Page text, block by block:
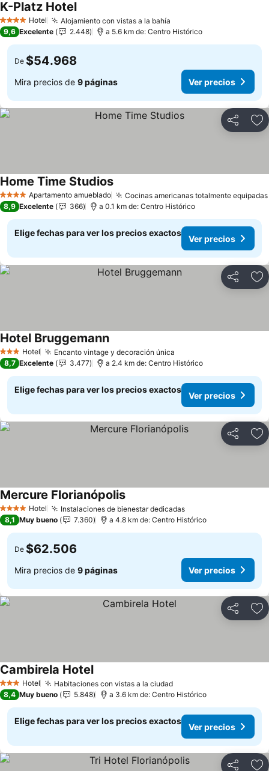
4 EstrellasHotel Alojamiento con vistas a la bahía
K-Platz HotelVer precios
9,6 Excelente 2.448 a 5.6 km de: Centro Histórico
De $54.968
Mira precios de 9 páginas Ver precios
Compartir
4 EstrellasApartamento amueblado Cocinas americanas totalmente equipadas
Home Time StudiosVer precios
8,9 Excelente 366 a 0.1 km de: Centro Histórico
Elige fechas para ver los precios exactos
Ver precios
Compartir
3 Estrellas
Hotel Encanto vintage y decoración única
Hotel BruggemannVer precios
8,7 Excelente 3.477 a 2.4 km de: Centro Histórico
Elige fechas para ver los precios exactos
Ver precios
Compartir
4 EstrellasHotel Instalaciones de bienestar dedicadasVer precios
Mercure FlorianópolisVer precios
8,1 Muy bueno 7.360 a 4.8 km de: Centro Histórico
De $62.506
Mira precios de 9 páginas Ver precios
Compartir
3 Estrellas
Hotel Habitaciones con vistas a la ciudadVer precios
Cambirela HotelVer precios
8,4 Muy bueno 5.848 a 3.6 km de: Centro Histórico
Elige fechas para ver los precios exactos
Ver precios